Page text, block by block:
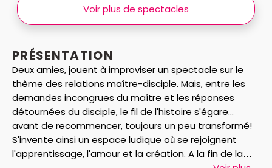
PRÉSENTATION
Deux amies, jouent à improviser un spectacle sur le
thème des relations maître-disciple. Mais, entre les
demandes incongrues du maître et les réponses
détournées du disciple, le fil de l'histoire s'égare...
avant de recommencer, toujours un peu transformé!
S'invente ainsi un espace ludique où se rejoignent
l'apprentissage, l'amour et la création. A la fin de la
Voir plus de spectacles